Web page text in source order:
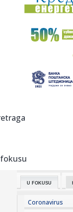
17:12:Dvejn
Kritičari j...
17:11:TORES NA
se i cif...
16:59:Uprkos
16:55:
16:52:
Trener
U FOKUSU
Coronavirus